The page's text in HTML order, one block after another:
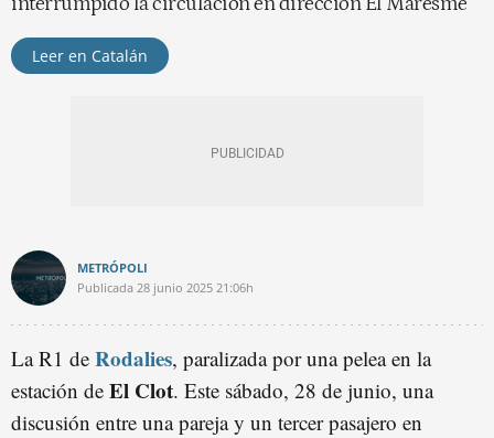
Leer en Catalán
METRÓPOLI
Publicada 28 junio 2025 21:06h
La R1 de Rodalies, paralizada por una pelea en la
estación de El Clot. Este sábado, 28 de junio, una
discusión entre una pareja y un tercer pasajero en